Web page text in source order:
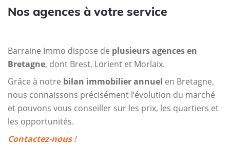
Nos agences à votre service
Barraine Immo dispose de plusieurs agences en
Bretagne, dont Brest, Lorient et Morlaix.
Grâce à notre bilan immobilier annuel en Bretagne,
nous connaissons précisément l’évolution du marché
et pouvons vous conseiller sur les prix, les quartiers et
les opportunités.
Contactez-nous!